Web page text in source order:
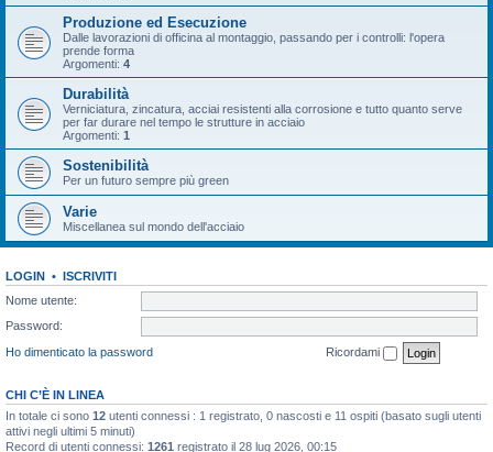
Produzione ed Esecuzione
Dalle lavorazioni di officina al montaggio, passando per i controlli: l'opera
prende forma
Argomenti: 4
Durabilità
Verniciatura, zincatura, acciai resistenti alla corrosione e tutto quanto serve
per far durare nel tempo le strutture in acciaio
Argomenti: 1
Sostenibilità
Per un futuro sempre più green
Varie
Miscellanea sul mondo dell'acciaio
LOGIN • ISCRIVITI
Nome utente:
Password:
Ho dimenticato la password
Ricordami
CHI C’È IN LINEA
In totale ci sono 12 utenti connessi : 1 registrato, 0 nascosti e 11 ospiti (basato sugli utenti
attivi negli ultimi 5 minuti)
Record di utenti connessi: 1261 registrato il 28 lug 2026, 00:15